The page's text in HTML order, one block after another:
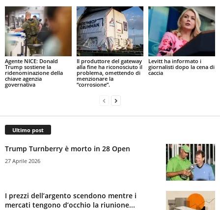
Agente NICE: Donald
Trump sostiene la
ridenominazione della
chiave agenzia
governativa
Il produttore del gateway
alla fine ha riconosciuto il
problema, omettendo di
menzionare la
“corrosione”.
Levitt ha informato i
giornalisti dopo la cena di
caccia
Ultimo post
Trump Turnberry è morto in 28 Open
27 Aprile 2026
I prezzi dell’argento scendono mentre i
mercati tengono d’occhio la riunione...